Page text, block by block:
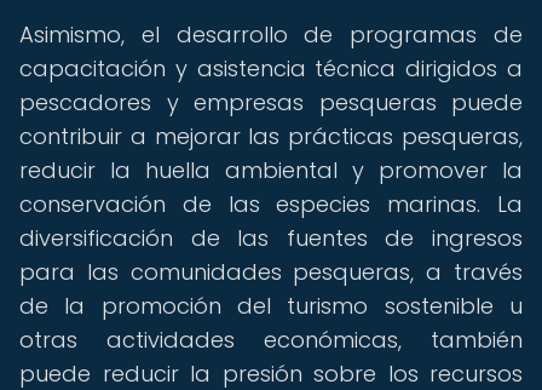
Asimismo, el desarrollo de programas de
capacitación y asistencia técnica dirigidos a
pescadores y empresas pesqueras puede
contribuir a mejorar las prácticas pesqueras,
reducir la huella ambiental y promover la
conservación de las especies marinas. La
diversificación de las fuentes de ingresos
para las comunidades pesqueras, a través
de la promoción del turismo sostenible u
otras actividades económicas, también
puede reducir la presión sobre los recursos